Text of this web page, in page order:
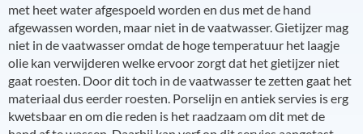
met heet water afgespoeld worden en dus met de hand
afgewassen worden, maar niet in de vaatwasser. Gietijzer mag
niet in de vaatwasser omdat de hoge temperatuur het laagje
olie kan verwijderen welke ervoor zorgt dat het gietijzer niet
gaat roesten. Door dit toch in de vaatwasser te zetten gaat het
materiaal dus eerder roesten. Porselijn en antiek servies is erg
kwetsbaar en om die reden is het raadzaam om dit met de